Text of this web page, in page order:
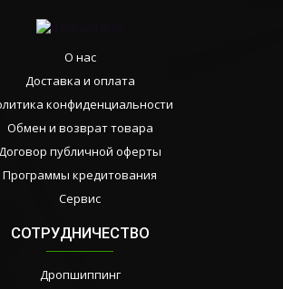
О нас
Доставка и оплата
конфиденциальности
Обмен и возврат товара
публичной оферты
Программы кредитования
Сервис
СОТРУДНИЧЕСТВО
Дропшиппинг